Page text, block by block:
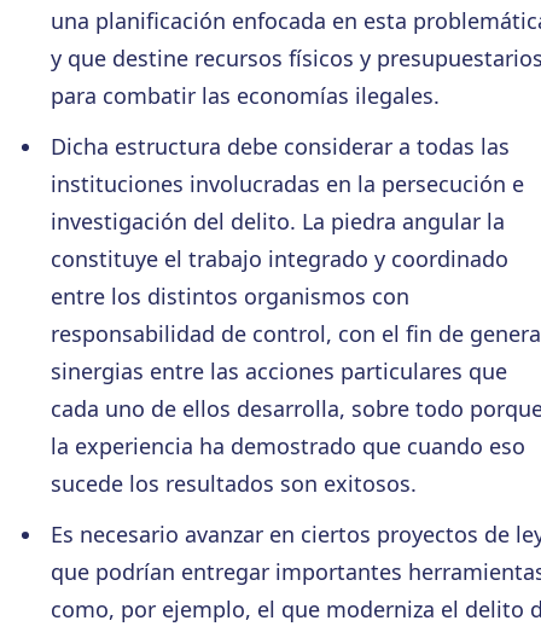
una planificación enfocada en esta
y que destine recursos físicos y
para combatir las economías ilegales.
Dicha estructura debe considerar a todas las
instituciones involucradas en la persecución e
investigación del delito. La piedra angular la
constituye el trabajo integrado y coordinado
entre los distintos organismos con
responsabilidad de control, con el fin de
sinergias entre las acciones particulares que
cada uno de ellos desarrolla, sobre todo
la experiencia ha demostrado que cuando eso
sucede los resultados son exitosos.
Es necesario avanzar en ciertos proyectos de
que podrían entregar importantes
como, por ejemplo, el que moderniza el delito